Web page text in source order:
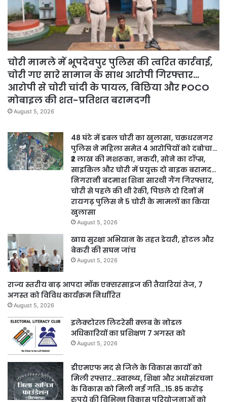
चोरी मामले में भूपदेवपुर पुलिस की त्वरित कार्रवाई,
चोरी गए सारे सामान के साथ आरोपी गिरफ्तार…
आरोपी से चोरी चांदी के पायल, बिछिया और POCO
मोबाइल की शत-प्रतिशत बरामदगी
August 5, 2026
48 घंटे में डबल चोरी का खुलासा, चक्रधरनगर
पुलिस ने महिला समेत 4 आरोपियों को दबोचा…
₹2 लाख की मशरूका, नकदी, सोने का टॉप्स,
साइकिल और चोरी में प्रयुक्त दो बाइक बरामद…
निगरानी बदमाश शिवा सारथी गैंग गिरफ्तार,
चोरी से पहले की थी रेकी, पिछले दो दिनों में
रायगढ़ पुलिस ने 5 चोरी के मामलों का किया
खुलासा
August 5, 2026
खाद्य सुरक्षा अभियान के तहत डेयरी, होटल और
बेकरी की सघन जांच
August 5, 2026
राज्य स्तरीय बाढ़ आपदा मॉक एक्सरसाइज की तैयारियां तेज, 7
अगस्त को विविध कार्यक्रम निर्धारित
August 5, 2026
इलेक्टोरल लिटरेसी क्लब के नोडल
अधिकारियों का प्रशिक्षण 7 अगस्त को
August 5, 2026
डीएमएफ मद से जिले के विकास कार्यों को
मिली रफ्तार…स्वास्थ्य, शिक्षा और अधोसंरचना
के विकास को मिली नई गति…15.85 करोड़
रुपये की विभिन्न विकास परियोजनाओं को